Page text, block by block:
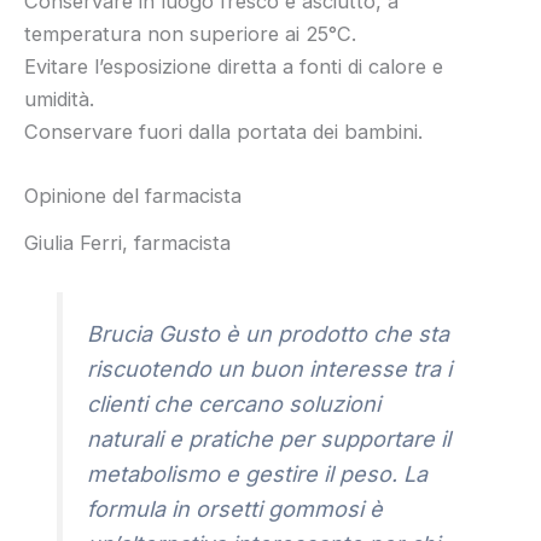
temperatura non superiore ai 25°C.
Evitare l’esposizione diretta a fonti di calore e
umidità.
Conservare fuori dalla portata dei bambini.
Opinione del farmacista
Giulia Ferri, farmacista
Brucia Gusto è un prodotto che sta
riscuotendo un buon interesse tra i
clienti che cercano soluzioni
naturali e pratiche per supportare il
metabolismo e gestire il peso. La
formula in orsetti gommosi è